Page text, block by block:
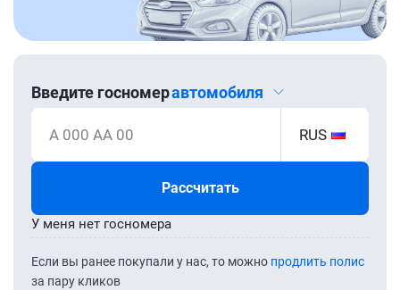
Введите госномеравтомобиля
А 000 АА 00 RUS
Рассчитать
Если вы ранее покупали у нас, то можно продлить полис
за пару кликов
У меня нет госномера